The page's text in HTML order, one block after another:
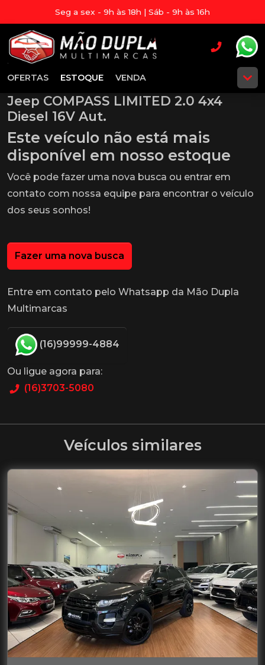
Seg a sex - 9h às 18h | Sáb - 9h às 16h
OFERTAS ESTOQUE VENDA
Jeep COMPASS LIMITED 2.0 4x4
Diesel 16V Aut.
Este veículo não está mais
disponível em nosso estoque
Você pode fazer uma nova busca ou entrar em
contato com nossa equipe para encontrar o veículo
dos seus sonhos!
Fazer uma nova busca
Entre em contato pelo Whatsapp da Mão Dupla
Multimarcas
(16)99999-4884
Ou ligue agora para:
(16)3703-5080
Veículos similares